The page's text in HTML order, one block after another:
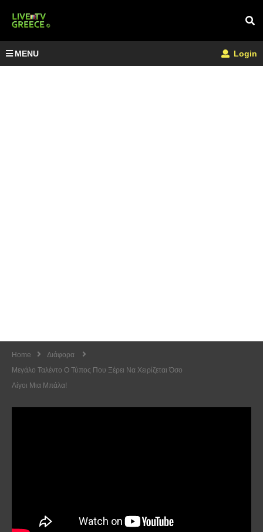
MENU Login
Home
Διάφορα
Μεγάλο Ταλέντο Ο Τύπος Που Ξέρει Να Χειρίζεται Όσο
Λίγοι Μια Μπάλα!